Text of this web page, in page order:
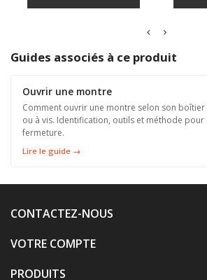
Guides associés à ce produit
Ouvrir une montre
Comment ouvrir une montre selon son boîtier
ou à vis. Identification, outils et méthode pour
fermeture.
Lire le guide →
CONTACTEZ-NOUS
VOTRE COMPTE
PRODUITS